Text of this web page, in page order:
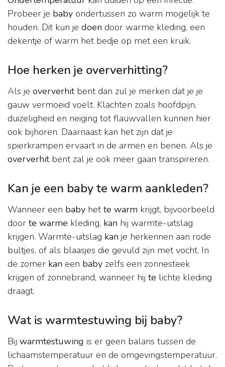
Probeer je baby ondertussen zo warm mogelijk te
houden. Dit kun je doen door warme kleding, een
dekentje of warm het bedje op met een kruik.
Hoe herken je oververhitting?
Als je oververhitbent dan zul je merken dat je je
gauw vermoeid voelt. Klachten zoals hoofdpijn,
duizeligheid en neiging tot flauwvallen kunnen hier
ook bijhoren. Daarnaast kan het zijn dat je
spierkrampen ervaart in de armen en benen. Als je
oververhitbent zal je ook meer gaan transpireren.
Kan je een baby te warm aankleden?
Wanneer een baby hette warm krijgt, bijvoorbeeld
door te warme kleding, kan hij warmte-uitslag
krijgen. Warmte-uitslag kan je herkennen aan rode
bultjes, of als blaasjes die gevuld zijn met vocht. In
de zomer kan een baby zelfs een zonnesteek
krijgen of zonnebrand, wanneer hij te lichte kleding
draagt.
Wat is warmtestuwing bij baby?
Bij warmtestuwing is er geen balans tussen de
lichaamstemperatuur en de omgevingstemperatuur.